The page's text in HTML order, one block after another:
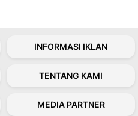
INFORMASI IKLAN
TENTANG KAMI
MEDIA PARTNER